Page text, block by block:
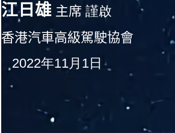
江日雄 主席 謹啟
香港汽車高級駕駛協會
2022年11月1日